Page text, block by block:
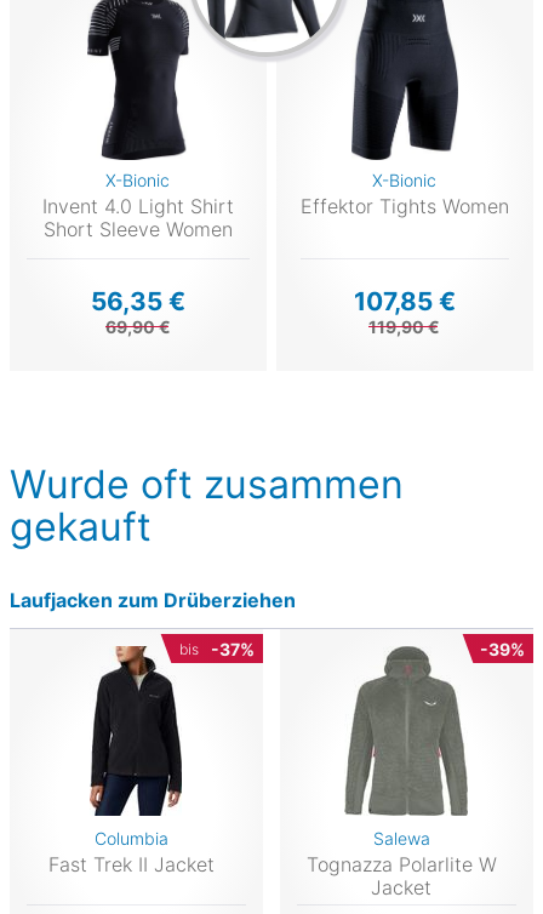
X-Bionic
Invent 4.0 Light Shirt
Short Sleeve Women
56,35 €
69,90 €
X-Bionic
Effektor Tights Women
107,85 €
119,90 €
Wurde oft zusammen
gekauft
Laufjacken zum Drüberziehen
bis -37%
Columbia
Fast Trek II Jacket
-39%
Salewa
Tognazza Polarlite W
Jacket